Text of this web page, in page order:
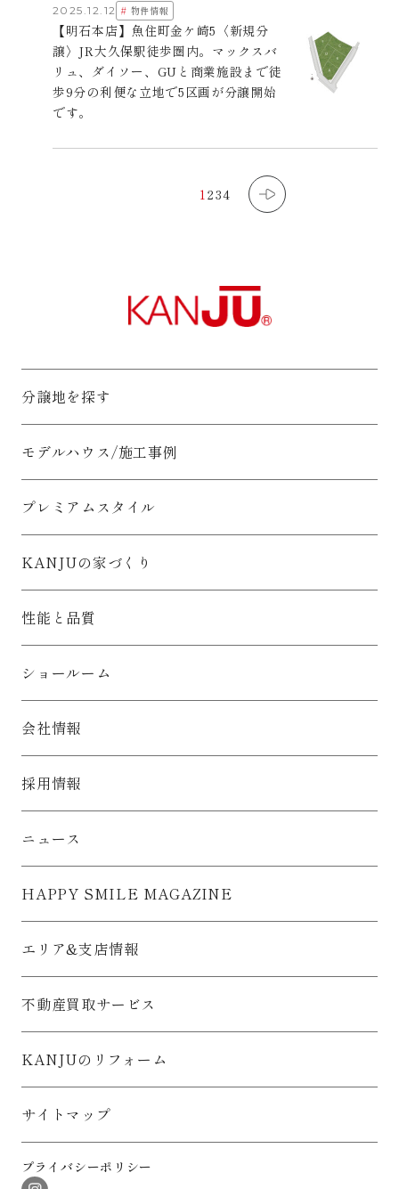
2025.12.12 # 物件情報
【明石本店】魚住町金ケ崎5〈新規分
譲〉JR大久保駅徒歩圏内。マックスバ
リュ、ダイソー、GUと商業施設まで徒
歩9分の利便な立地で5区画が分譲開始
です。
1234
分譲地を探す
モデルハウス/施工事例
プレミアムスタイル
KANJUの家づくり
性能と品質
ショールーム
会社情報
採用情報
ニュース
HAPPY SMILE MAGAZINE
エリア&支店情報
不動産買取サービス
KANJUのリフォーム
サイトマップ
プライバシーポリシー